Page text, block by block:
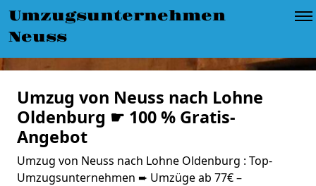
Umzugsunternehmen
Neuss
Umzug von Neuss nach Lohne
Oldenburg ☛ 100 % Gratis-
Angebot
Umzug von Neuss nach Lohne Oldenburg : Top-
Umzugsunternehmen ➨ Umzüge ab 77€ –